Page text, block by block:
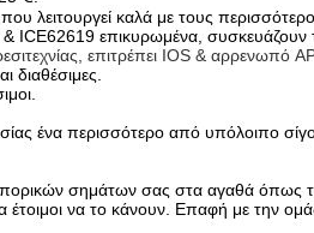
λειτουργεί καλά με τους
ICE62619 επικυρωμένα, συσκευάζουν
επιτρέπει IOS & αρρενωπό
διαθέσιμες.
ένα περισσότερο από υπόλοιπο
σημάτων σας στα αγαθά όπως
έτοιμοι να το κάνουν. Επαφή με την